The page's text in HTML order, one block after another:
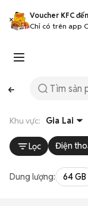
Voucher KFC
Chỉ có trên app
Khu vực: Gia Lai
Lọc Điện
Dung lượng: 64 GB